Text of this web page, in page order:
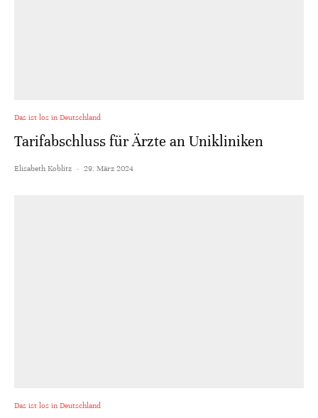
Das ist los in Deutschland
Tarifabschluss für Ärzte an Unikliniken
Elisabeth Koblitz · 29. März 2024
Das ist los in Deutschland